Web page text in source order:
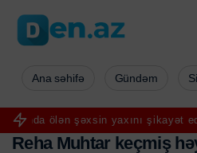
şəxsin yaxını şikayət edib-VİDEO
Ana səhifə Gündəm
Reha Muhtar keçmiş